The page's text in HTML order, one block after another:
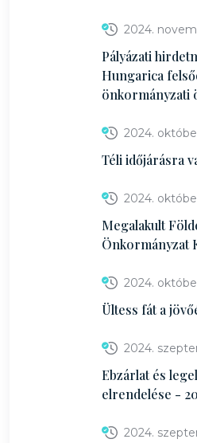
2024.
Pályázati
Hungarica
önkormányzati
2024.
Téli időjárásra
2024.
Megalakult
Önkormányzat
2024.
Ültess fát a
2024.
Ebzárlat és
elrendelése -
2024.